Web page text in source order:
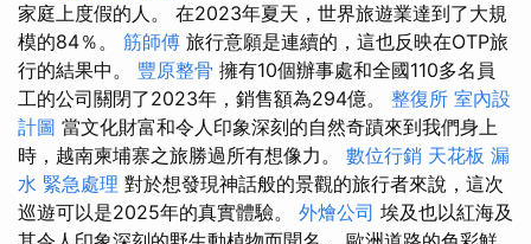
家庭上度假的人。 在2023年夏天，世界旅遊業達到了大規
模的84％。 筋師傅 旅行意願是連續的，這也反映在OTP旅
行的結果中。 豐原整骨 擁有10個辦事處和全國110多名員
工的公司關閉了2023年，銷售額為294億。 整復所 室內設
計圖 當文化財富和令人印象深刻的自然奇蹟來到我們身上
時，越南柬埔寨之旅勝過所有想像力。 數位行銷 天花板 漏
水 緊急處理 對於想發現神話般的景觀的旅行者來說，這次
巡遊可以是2025年的真實體驗。 外燴公司 埃及也以紅海及